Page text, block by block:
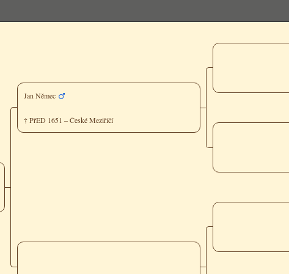
Jan Němec
† PřED 1651 – České Meziříčí